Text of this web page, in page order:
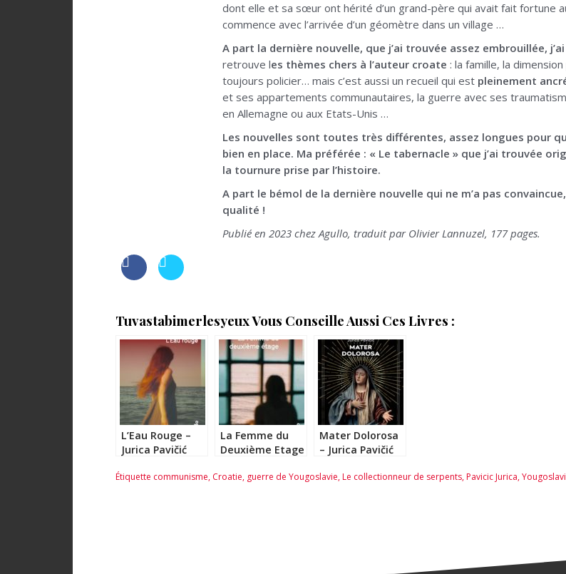
dont elle et sa sœur ont hérité d’un grand-père qui avait fait fortune
commence avec l’arrivée d’un géomètre dans un village …
A part la dernière nouvelle, que j’ai trouvée assez embrouillée,
retrouve les thèmes chers à l’auteur croate : la famille, la
toujours policier… mais c’est aussi un recueil qui est pleinement
et ses appartements communautaires, la guerre avec ses
en Allemagne ou aux Etats-Unis …
Les nouvelles sont toutes très différentes, assez longues pour
bien en place. Ma préférée : « Le tabernacle » que j’ai trouvée
la tournure prise par l’histoire.
A part le bémol de la dernière nouvelle qui ne m’a pas
qualité !
Publié en 2023 chez Agullo, traduit par Olivier Lannuzel, 177 pages.
Tuvastabimerlesyeux Vous Conseille Aussi Ces Livres :
L’Eau Rouge –
Jurica Pavičić
La Femme du
Deuxième Etage
Mater Dolorosa
– Jurica Pavičić
Étiquette communisme, Croatie, guerre de Yougoslavie,Le collectionneur de serpents,Pavicic Jurica,